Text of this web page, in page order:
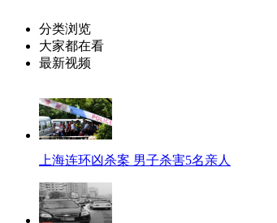
分类浏览
大家都在看
最新视频
上海连环凶杀案 男子杀害5名亲人